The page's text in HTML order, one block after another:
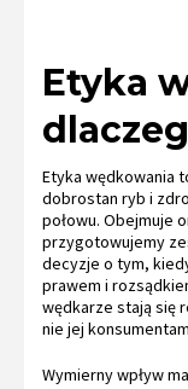
Etyka
Etyka wędkowania
dobrostan ryb i
połowu. Obejmuje
przygotowujemy
decyzje o tym,
prawem i
wędkarze stają się
nie jej
Wymierny wpływ